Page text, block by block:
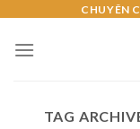
content
CHUYÊN
TAG